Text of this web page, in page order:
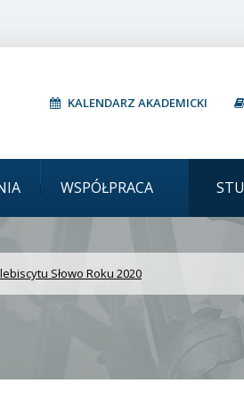
KALENDARZ AKADEMICKI
WSPÓŁPRACA
Warszawski
Słowo Roku 2020